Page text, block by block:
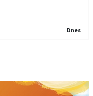
Dnes